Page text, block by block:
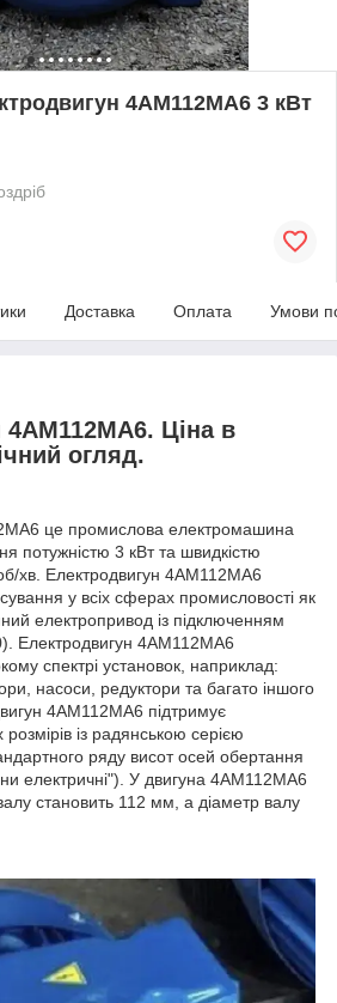
4АМ112МА6 3 кВт
Доставка Оплата Умови
4АМ112МА6. Ціна в
огляд.
це промислова електромашина
потужністю 3 кВт та швидкістю
хв. Електродвигун 4АМ112МА6
у всіх сферах промисловості як
електропривод із підключенням
Електродвигун 4АМ112МА6
спектрі установок, наприклад:
насоси, редуктори та багато іншого
4АМ112МА6 підтримує
із радянською серією
ряду висот осей обертання
електричні"). У двигуна 4АМ112МА6
становить 112 мм, а діаметр валу